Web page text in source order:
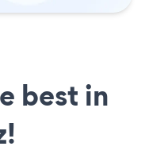
best in